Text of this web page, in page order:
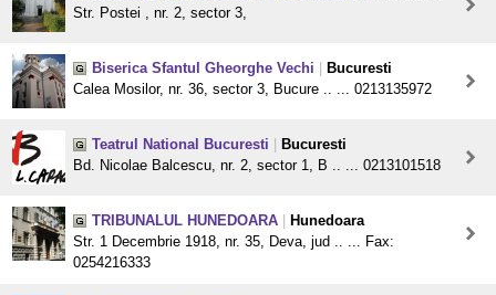
Str. Postei , nr. 2, sector 3,
Biserica Sfantul Gheorghe Vechi
Bucuresti
Calea Mosilor, nr. 36, sector 3, Bucure .. ... 0213135972
Teatrul National Bucuresti
Bucuresti
Bd. Nicolae Balcescu, nr. 2, sector 1, B .. ... 0213101518
TRIBUNALUL HUNEDOARA
Hunedoara
Str. 1 Decembrie 1918, nr. 35, Deva, jud .. ... Fax:
0254216333